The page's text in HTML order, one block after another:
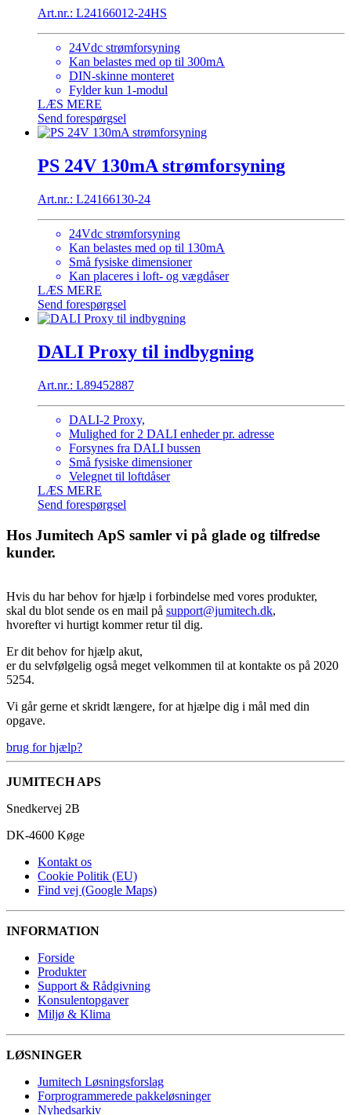
Art.nr.: L24166012-24HS
24Vdc strømforsyning
Kan belastes med op til 300mA
DIN-skinne monteret
Fylder kun 1-modul
LÆS MERE
Send forespørgsel
PS 24V 130mA strømforsyning
Art.nr.: L24166130-24
24Vdc strømforsyning
Kan belastes med op til 130mA
Små fysiske dimensioner
Kan placeres i loft- og vægdåser
LÆS MERE
Send forespørgsel
DALI Proxy til indbygning
Art.nr.: L89452887
DALI-2 Proxy,
Mulighed for 2 DALI enheder pr. adresse
Forsynes fra DALI bussen
Små fysiske dimensioner
Velegnet til loftdåser
LÆS MERE
Send forespørgsel
Hos Jumitech ApS samler vi på glade og tilfredse
kunder.
Hvis du har behov for hjælp i forbindelse med vores produkter,
skal du blot sende os en mail på support@jumitech.dk,
hvorefter vi hurtigt kommer retur til dig.
Er dit behov for hjælp akut,
er du selvfølgelig også meget velkommen til at kontakte os på 2020
5254.
Vi går gerne et skridt længere, for at hjælpe dig i mål med din
opgave.
brug for hjælp?
JUMITECH APS
Snedkervej 2B
DK-4600 Køge
Kontakt os
Cookie Politik (EU)
Find vej (Google Maps)
INFORMATION
Forside
Produkter
Support & Rådgivning
Konsulentopgaver
Miljø & Klima
LØSNINGER
Jumitech Løsningsforslag
Forprogrammerede pakkeløsninger
Nyhedsarkiv